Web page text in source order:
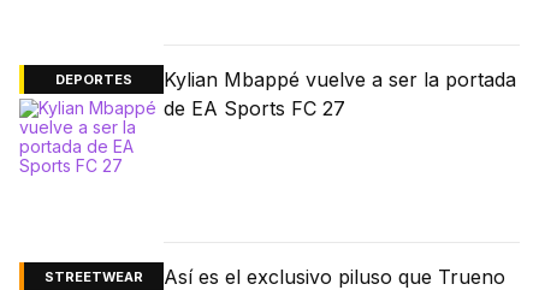
DEPORTES
Kylian Mbappé vuelve a ser la portada
de EA Sports FC 27
STREETWEAR
Así es el exclusivo piluso que Trueno